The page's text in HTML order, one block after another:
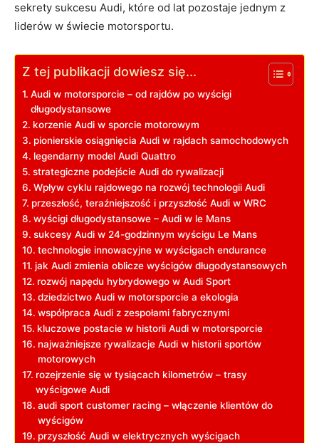
sekrety sukcesu Audi, które od lat pozostaje jednym z
liderów w świecie motorsportu.
Z tej publikacji dowiesz się...
Audi w motorsporcie – od rajdów po wyścigi
długodystansowe
korzenie Audi w sporcie motorowym
pionierskie osiągnięcia Audi w rajdach samochodowych
legendarny model Audi Quattro
strategiczne podejście Audi do rywalizacji
Wpływ cyklu rajdowego na rozwój technologii Audi
przeszłość, teraźniejszość i przyszłość Audi w WRC
wyścigi długodystansowe – Audi w le Mans
sukcesy Audi w 24-godzinnym wyścigu Le Mans
technologie innowacyjne w wyścigach endurance
jak Audi zmienia oblicze wyścigów długodystansowych
rozwój napędu hybrydowego w Audi Sport
dziedzictwo Audi w motorsporcie a ekologia
współpraca Audi z zespołami fabrycznymi
kluczowe postacie w historii Audi w motorsporcie
najważniejsze rywalizacje Audi w historii sportów
motorowych
rozejrzenie się w tysiącach kilometrów – trasy
wyścigowe Audi
audi sport customer racing – włączenie klientów do
wyścigów
przyszłość Audi w elektrycznych wyścigach